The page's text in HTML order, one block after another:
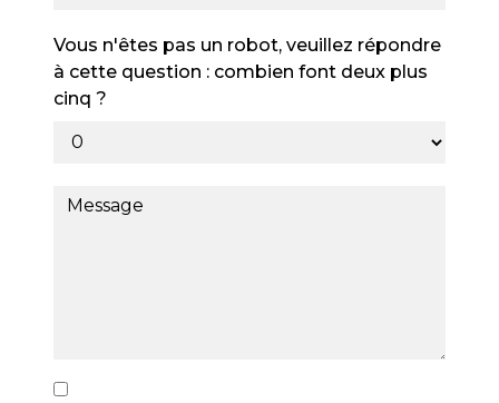
Vous n'êtes pas un robot, veuillez répondre
à cette question : combien font deux plus
cinq ?